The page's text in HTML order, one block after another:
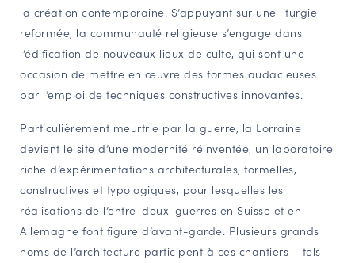
VOUS ÊTES…
Amateurs d’histoire et de patrimoine
Responsables de structures
Étudiants & chercheurs
la création contemporaine. S’appuyant sur une liturgie
reformée, la communauté religieuse s’engage dans
l’édification de nouveaux lieux de culte, qui sont une
occasion de mettre en œuvre des formes audacieuses
par l’emploi de techniques constructives innovantes.
Particulièrement meurtrie par la guerre, la Lorraine
devient le site d’une modernité réinventée, un laboratoire
riche d’expérimentations architecturales, formelles,
constructives et typologiques, pour lesquelles les
réalisations de l’entre-deux-guerres en Suisse et en
Allemagne font figure d’avant-garde. Plusieurs grands
noms de l’architecture participent à ces chantiers – tels